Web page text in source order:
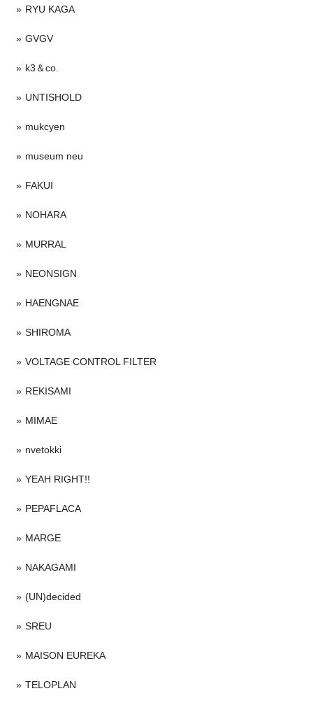
RYU KAGA
GVGV
k3＆co.
UNTISHOLD
mukcyen
museum neu
FAKUI
NOHARA
MURRAL
NEONSIGN
HAENGNAE
SHIROMA
VOLTAGE CONTROL FILTER
REKISAMI
MIMAE
nvetokki
YEAH RIGHT!!
PEPAFLACA
MARGE
NAKAGAMI
(UN)decided
SREU
MAISON EUREKA
TELOPLAN